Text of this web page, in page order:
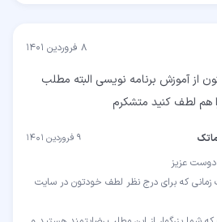
۸ فروردین ۱۴۰۱
از آموزش برنامه نویسی البته مطلب
هم لطف کنید متشکرم
۹ فروردین ۱۴۰۱
زمانی که برای درج نظر لطف خودتون در سایت